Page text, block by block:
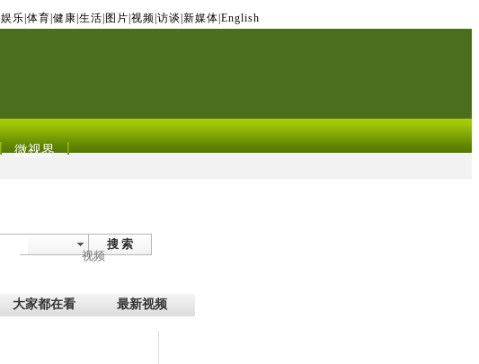
娱乐 体育 健康 生活 图片 视频 访谈 新媒体 English
微视界
搜 索
视频
大家都在看 最新视频